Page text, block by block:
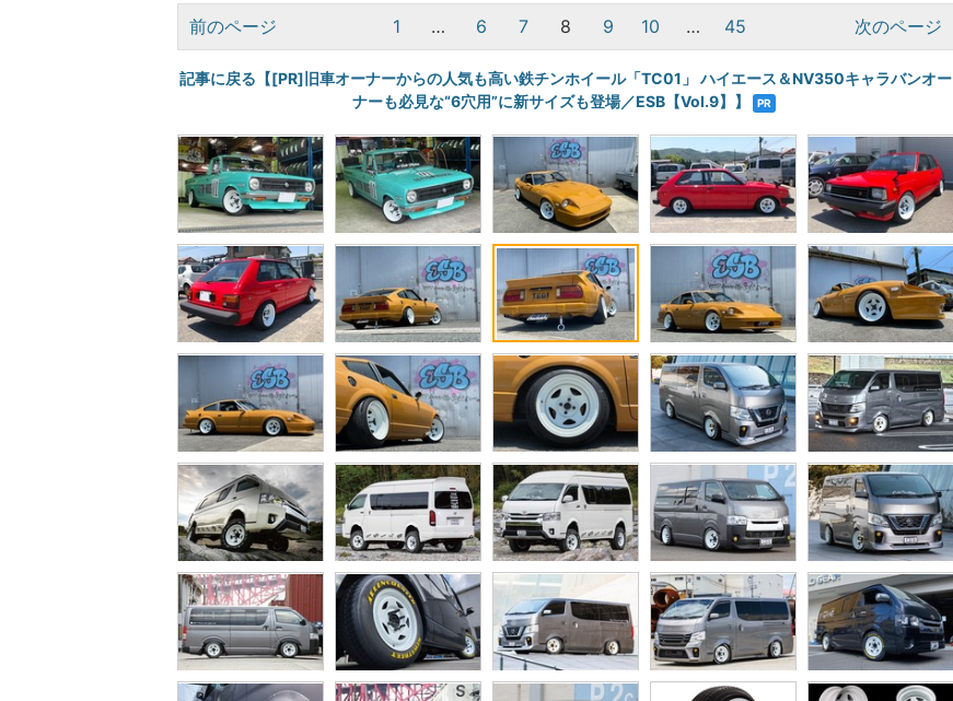
前のページ 1 … 6 7 8 9 10 … 45 次のページ
記事に戻る【[PR]旧車オーナーからの人気も高い鉄チンホイール「TC01」 ハイエース＆NV350キャラバンオー
ナーも必見な“6穴用”に新サイズも登場／ESB【Vol.9】】
PR